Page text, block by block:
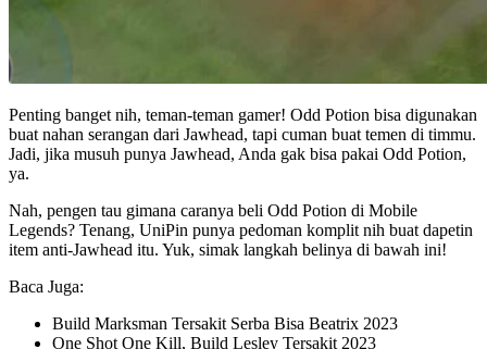
Penting banget nih, teman-teman gamer! Odd Potion bisa digunakan
buat nahan serangan dari Jawhead, tapi cuman buat temen di timmu.
Jadi, jika musuh punya Jawhead, Anda gak bisa pakai Odd Potion,
ya.
Nah, pengen tau gimana caranya beli Odd Potion di Mobile
Legends? Tenang, UniPin punya pedoman komplit nih buat dapetin
item anti-Jawhead itu. Yuk, simak langkah belinya di bawah ini!
Baca Juga:
Build Marksman Tersakit Serba Bisa Beatrix 2023
One Shot One Kill, Build Lesley Tersakit 2023